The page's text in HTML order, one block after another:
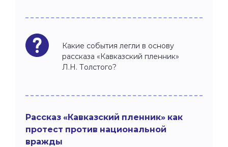
Какие события легли в основу
рассказа «Кавказский пленник»
Л.Н. Толстого?
Рассказ «Кавказский пленник» как
протест против национальной
вражды